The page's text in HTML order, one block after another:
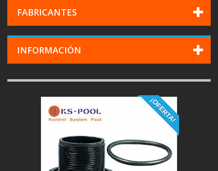
FABRICANTES
INFORMACIÓN
¡OFERTA!